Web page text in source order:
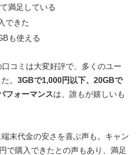
満足している
できた
も使える
コミは大変好評で、多くのユー
。 3GBで1,000円以下、20GBで
フォーマンスは、誰もが嬉しいも
末代金の安さを喜ぶ声も。キャン
で購入できたとの声もあり、満足